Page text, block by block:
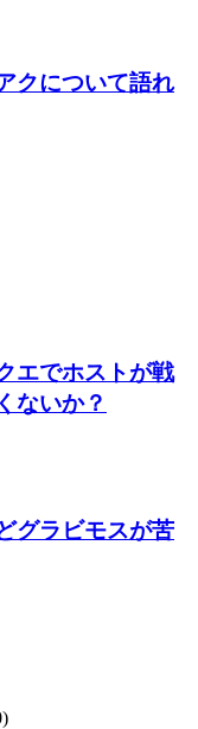
クについて語れ
エでホストが戦
ないか？
グラビモスが苦